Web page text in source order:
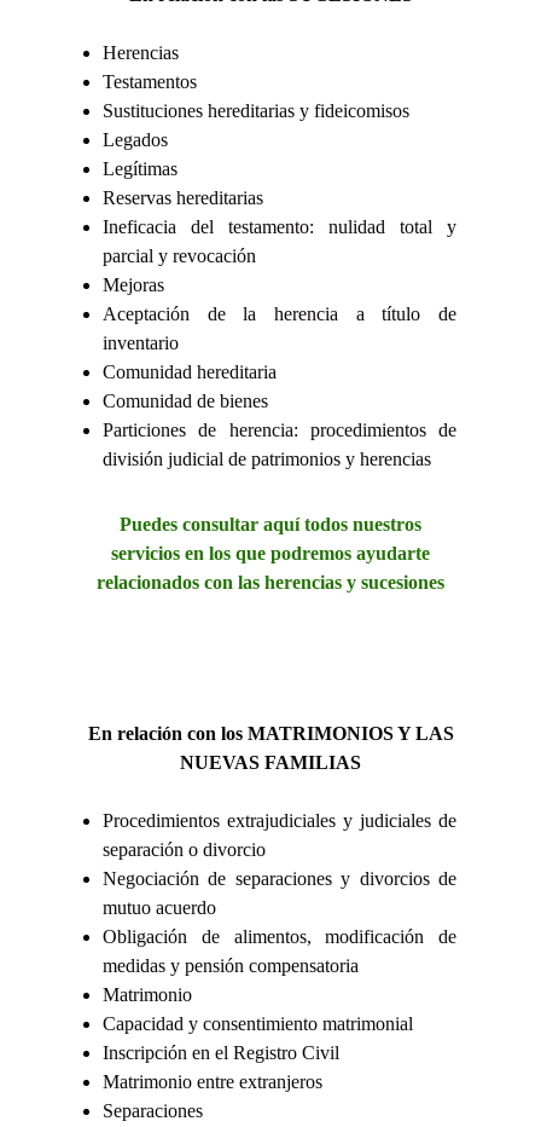
Herencias
Testamentos
Sustituciones hereditarias y fideicomisos
Legados
Legítimas
Reservas hereditarias
Ineficacia del testamento: nulidad total y
parcial y revocación
Mejoras
Aceptación de la herencia a título de
inventario
Comunidad hereditaria
Comunidad de bienes
Particiones de herencia: procedimientos de
división judicial de patrimonios y herencias
Puedes consultar aquí todos nuestros
servicios en los que podremos ayudarte
relacionados con las herencias y sucesiones
En relación con los MATRIMONIOS Y LAS
NUEVAS FAMILIAS
Procedimientos extrajudiciales y judiciales de
separación o divorcio
Negociación de separaciones y divorcios de
mutuo acuerdo
Obligación de alimentos, modificación de
medidas y pensión compensatoria
Matrimonio
Capacidad y consentimiento matrimonial
Inscripción en el Registro Civil
Matrimonio entre extranjeros
Separaciones